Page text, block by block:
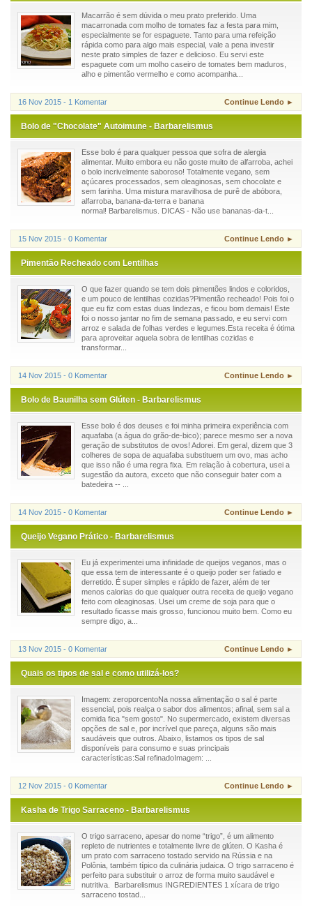
Macarrão é sem dúvida o meu prato preferido. Uma
macarronada com molho de tomates faz a festa para mim,
especialmente se for espaguete. Tanto para uma refeição
rápida como para algo mais especial, vale a pena investir
neste prato simples de fazer e delicioso. Eu servi este
espaguete com um molho caseiro de tomates bem maduros,
alho e pimentão vermelho e como acompanha...
16 Nov 2015 - 1 Komentar Continue Lendo ►
Bolo de "Chocolate" Autoimune - Barbarelismus
Esse bolo é para qualquer pessoa que sofra de alergia
alimentar. Muito embora eu não goste muito de alfarroba, achei
o bolo incrivelmente saboroso! Totalmente vegano, sem
açúcares processados, sem oleaginosas, sem chocolate e
sem farinha. Uma mistura maravilhosa de purê de abóbora,
alfarroba, banana-da-terra e banana
normal! Barbarelismus. DICAS - Não use bananas-da-t...
15 Nov 2015 - 0 Komentar Continue Lendo ►
Pimentão Recheado com Lentilhas
O que fazer quando se tem dois pimentões lindos e coloridos,
e um pouco de lentilhas cozidas?Pimentão recheado! Pois foi o
que eu fiz com estas duas lindezas, e ficou bom demais! Este
foi o nosso jantar no fim de semana passado, e eu servi com
arroz e salada de folhas verdes e legumes.Esta receita é ótima
para aproveitar aquela sobra de lentilhas cozidas e
transformar...
14 Nov 2015 - 0 Komentar Continue Lendo ►
Bolo de Baunilha sem Glúten - Barbarelismus
Esse bolo é dos deuses e foi minha primeira experiência com
aquafaba (a água do grão-de-bico); parece mesmo ser a nova
geração de substitutos de ovos! Adorei. Em geral, dizem que 3
colheres de sopa de aquafaba substituem um ovo, mas acho
que isso não é uma regra fixa. Em relação à cobertura, usei a
sugestão da autora, exceto que não conseguir bater com a
batedeira -- ...
14 Nov 2015 - 0 Komentar Continue Lendo ►
Queijo Vegano Prático - Barbarelismus
Eu já experimentei uma infinidade de queijos veganos, mas o
que essa tem de interessante é o queijo poder ser fatiado e
derretido. É super simples e rápido de fazer, além de ter
menos calorias do que qualquer outra receita de queijo vegano
feito com oleaginosas. Usei um creme de soja para que o
resultado ficasse mais grosso, funcionou muito bem. Como eu
sempre digo, a...
13 Nov 2015 - 0 Komentar Continue Lendo ►
Quais os tipos de sal e como utilizá-los?
Imagem: zeroporcentoNa nossa alimentação o sal é parte
essencial, pois realça o sabor dos alimentos; afinal, sem sal a
comida fica "sem gosto". No supermercado, existem diversas
opções de sal e, por incrível que pareça, alguns são mais
saudáveis que outros. Abaixo, listamos os tipos de sal
disponíveis para consumo e suas principais
características:Sal refinadoImagem: ...
12 Nov 2015 - 0 Komentar Continue Lendo ►
Kasha de Trigo Sarraceno - Barbarelismus
O trigo sarraceno, apesar do nome “trigo”, é um alimento
repleto de nutrientes e totalmente livre de glúten. O Kasha é
um prato com sarraceno tostado servido na Rússia e na
Polônia, também típico da culinária judaica. O trigo sarraceno é
perfeito para substituir o arroz de forma muito saudável e
nutritiva. Barbarelismus INGREDIENTES 1 xícara de trigo
sarraceno tostad...